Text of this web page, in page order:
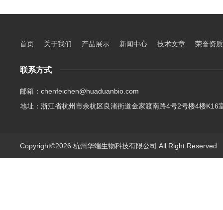
首页 关于我们 产品展示 新闻中心 技术文章 荣誉资质
联系方式
邮箱：chenfeichen@huaduanbio.com
地址：浙江省杭州市余杭区良渚街道金家渡南路4号2号楼4楼K16
Copyright©2026 杭州华端生物科技有限公司 All Right